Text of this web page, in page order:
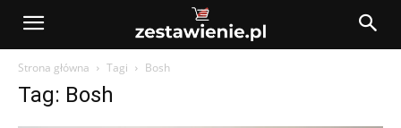
Strona główna Tagi Bosh
Tag: Bosh